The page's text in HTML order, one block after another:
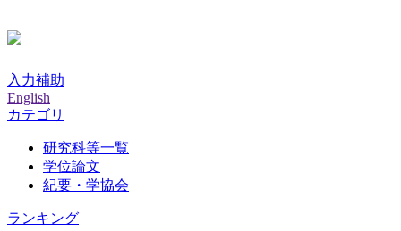
入力補助
English
カテゴリ
研究科等一覧
学位論文
紀要・学協会
ランキング